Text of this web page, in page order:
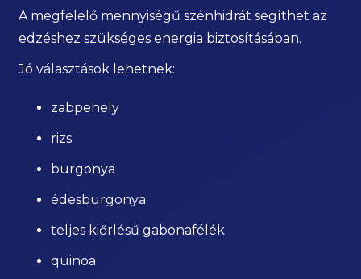
A megfelelő mennyiségű szénhidrát segíthet az
edzéshez szükséges energia biztosításában.
Jó választások lehetnek:
zabpehely
rizs
burgonya
édesburgonya
teljes kiőrlésű gabonafélék
quinoa